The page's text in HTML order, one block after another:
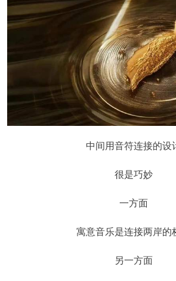
中间用音符连接的设
很是巧妙
一方面
寓意音乐是连接两岸的
另一方面